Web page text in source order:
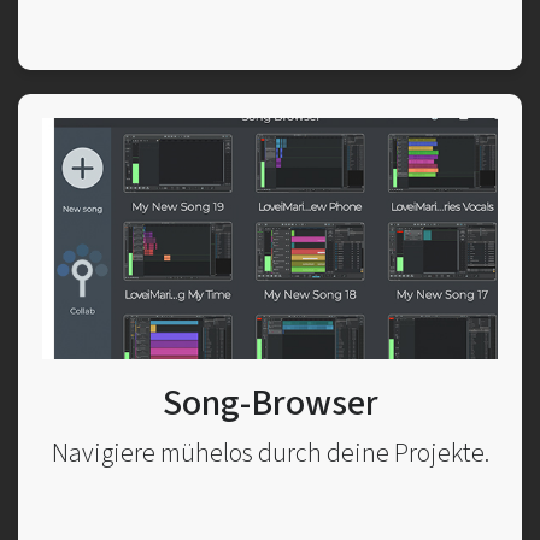
Song-Browser
Navigiere mühelos durch deine Projekte.